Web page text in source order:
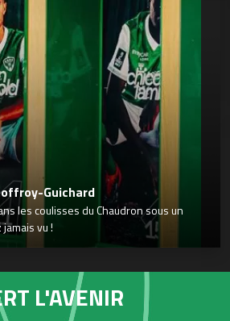
Guichard
les coulisses du Chaudron sous un
vu !
L'AVENIR